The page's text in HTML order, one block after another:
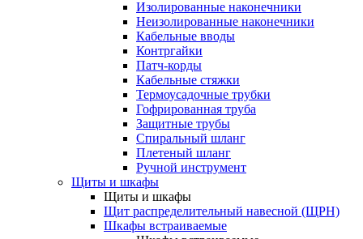
Изолированные наконечники
Неизолированные наконечники
Кабельные вводы
Контргайки
Патч-корды
Кабельные стяжки
Термоусадочные трубки
Гофрированная труба
Защитные трубы
Спиральный шланг
Плетеный шланг
Ручной инструмент
Щиты и шкафы
Щиты и шкафы
Щит распределительный навесной (ЩРН)
Шкафы встраиваемые